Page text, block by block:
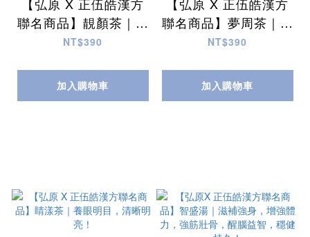
聯名商品】靚顏茶｜美
妍好氣色，靚顏從裡到
NT$390
加入購物車
聯名商品】夢周茶｜輕
鬆一泡，舒緩入眠，緩
NT$390
加入購物車